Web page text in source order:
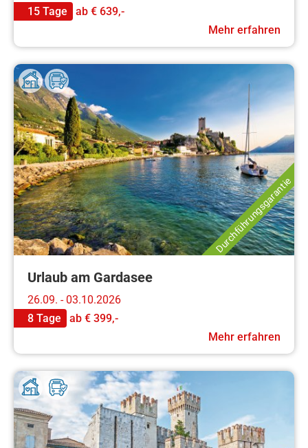
15 Tage
ab € 639,-
Mehr erfahren
Durchführungsgarantie
Urlaub am Gardasee
26.09. - 03.10.2026
8 Tage
ab € 399,-
Mehr erfahren